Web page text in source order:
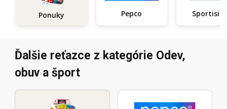
Ponuky Pepco
Ďalšie reťazce z kategórie Odev,
obuv a šport